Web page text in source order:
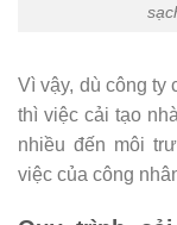
Vì vậy, dù công ty
thì việc cải tạo
nhiều đến môi
việc của công